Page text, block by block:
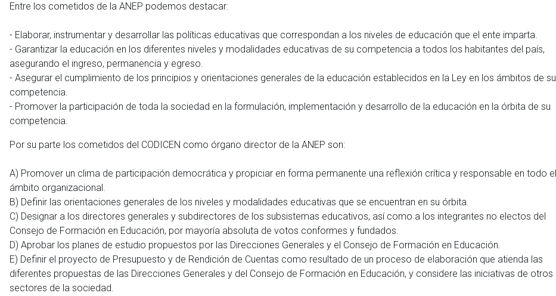
Entre los cometidos de la ANEP podemos destacar:
- Elaborar, instrumentar y desarrollar las políticas educativas que correspondan a los niveles de educación que el ente imparta.
- Garantizar la educación en los diferentes niveles y modalidades educativas de su competencia a todos los habitantes del país,
asegurando el ingreso, permanencia y egreso.
- Asegurar el cumplimiento de los principios y orientaciones generales de la educación establecidos en la Ley en los ámbitos de su
competencia.
- Promover la participación de toda la sociedad en la formulación, implementación y desarrollo de la educación en la órbita de su
competencia.
Por su parte los cometidos del CODICEN como órgano director de la ANEP son:
A) Promover un clima de participación democrática y propiciar en forma permanente una reflexión crítica y responsable en todo el
ámbito organizacional.
B) Definir las orientaciones generales de los niveles y modalidades educativas que se encuentran en su órbita.
C) Designar a los directores generales y subdirectores de los subsistemas educativos, así como a los integrantes no electos del
Consejo de Formación en Educación, por mayoría absoluta de votos conformes y fundados.
D) Aprobar los planes de estudio propuestos por las Direcciones Generales y el Consejo de Formación en Educación.
E) Definir el proyecto de Presupuesto y de Rendición de Cuentas como resultado de un proceso de elaboración que atienda las
diferentes propuestas de las Direcciones Generales y del Consejo de Formación en Educación, y considere las iniciativas de otros
sectores de la sociedad.